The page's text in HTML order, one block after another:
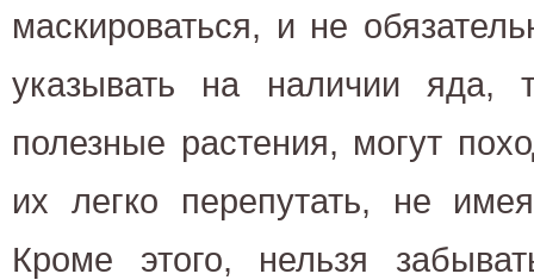
маскироваться, и не
указывать на наличии яда,
полезные растения, могут
их легко перепутать, не
Кроме этого, нельзя